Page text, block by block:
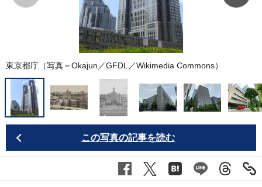
東京都庁（写真＝Okajun／GFDL／Wikimedia Commons）
この写真の記事を読む